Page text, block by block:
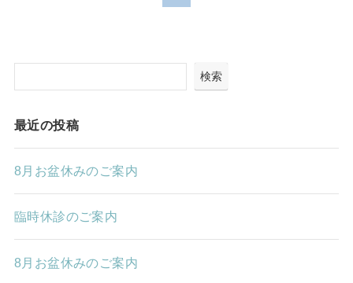
検索
最近の投稿
8月お盆休みのご案内
臨時休診のご案内
8月お盆休みのご案内